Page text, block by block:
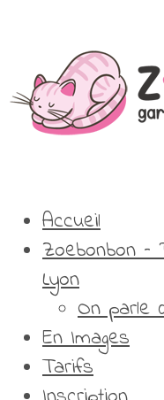
Accueil
Zoebonbon
Lyon
On parle
En Images
Tarifs